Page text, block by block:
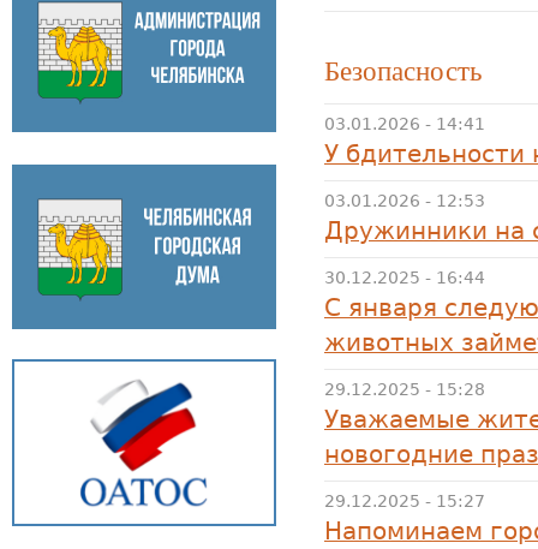
Безопасность
03.01.2026 - 14:41
У бдительности
03.01.2026 - 12:53
Дружинники на
30.12.2025 - 16:44
С января
животных
29.12.2025 - 15:28
Уважаемые
новогодние
29.12.2025 - 15:27
Напоминаем